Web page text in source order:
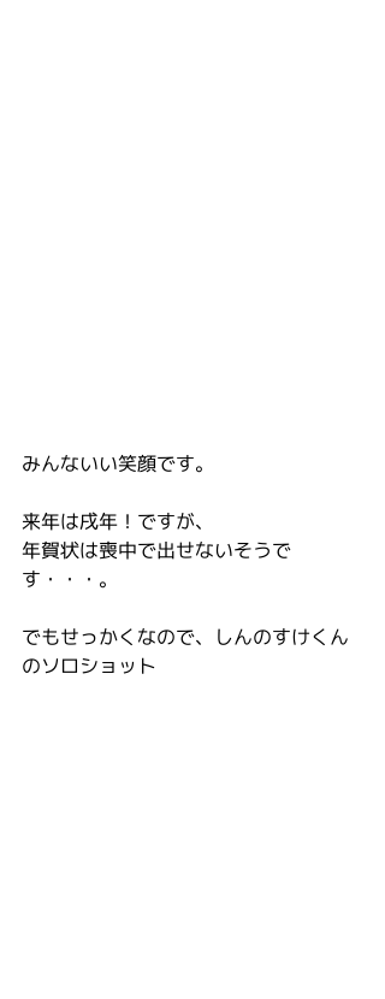
みんないい笑顔です。
来年は戌年！ですが、
年賀状は喪中で出せないそうで
す・・・。
でもせっかくなので、しんのすけくん
のソロショット